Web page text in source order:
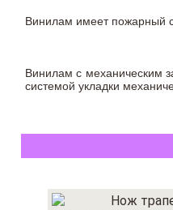
Винилам имеет пожарный
Винилам с механическим
системой укладки